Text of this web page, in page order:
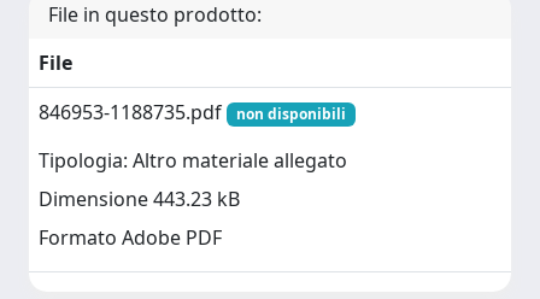
File in questo prodotto:
File
846953-1188735.pdf
non disponibili
Tipologia: Altro materiale allegato
Dimensione 443.23 kB
Formato Adobe PDF